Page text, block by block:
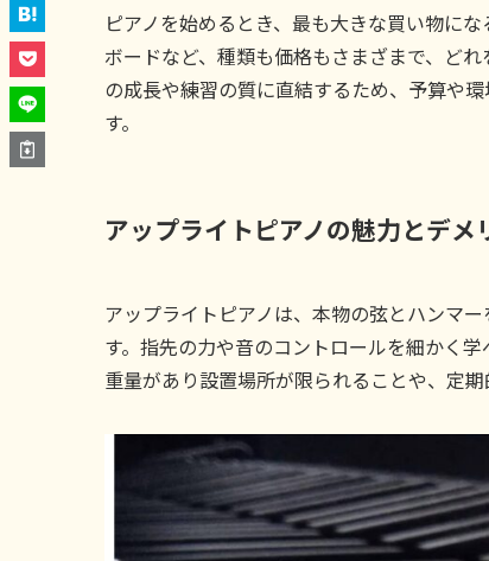
ピアノを始めるとき、最も大きな買い物に
ボードなど、種類も価格もさまざまで、ど
の成長や練習の質に直結するため、予算や
す。
アップライトピアノの魅力とデメ
アップライトピアノは、本物の弦とハンマ
す。指先の力や音のコントロールを細かく
重量があり設置場所が限られることや、定